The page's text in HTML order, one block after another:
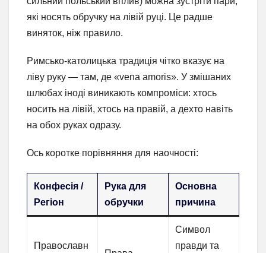
які носять обручку на лівій руці. Це радше
виняток, ніж правило.
Римсько-католицька традиція чітко вказує на
ліву руку — там, де «vena amoris». У змішаних
шлюбах іноді виникають компроміси: хтось
носить на лівій, хтось на правій, а дехто навіть
на обох руках одразу.
Ось коротке порівняння для наочності:
Конфесія /
Регіон
Рука для
обручки
Основна
причина
Православн
Символ
правди та